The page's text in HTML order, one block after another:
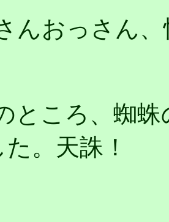
んおっさん
ところ、蜘
。天誅！